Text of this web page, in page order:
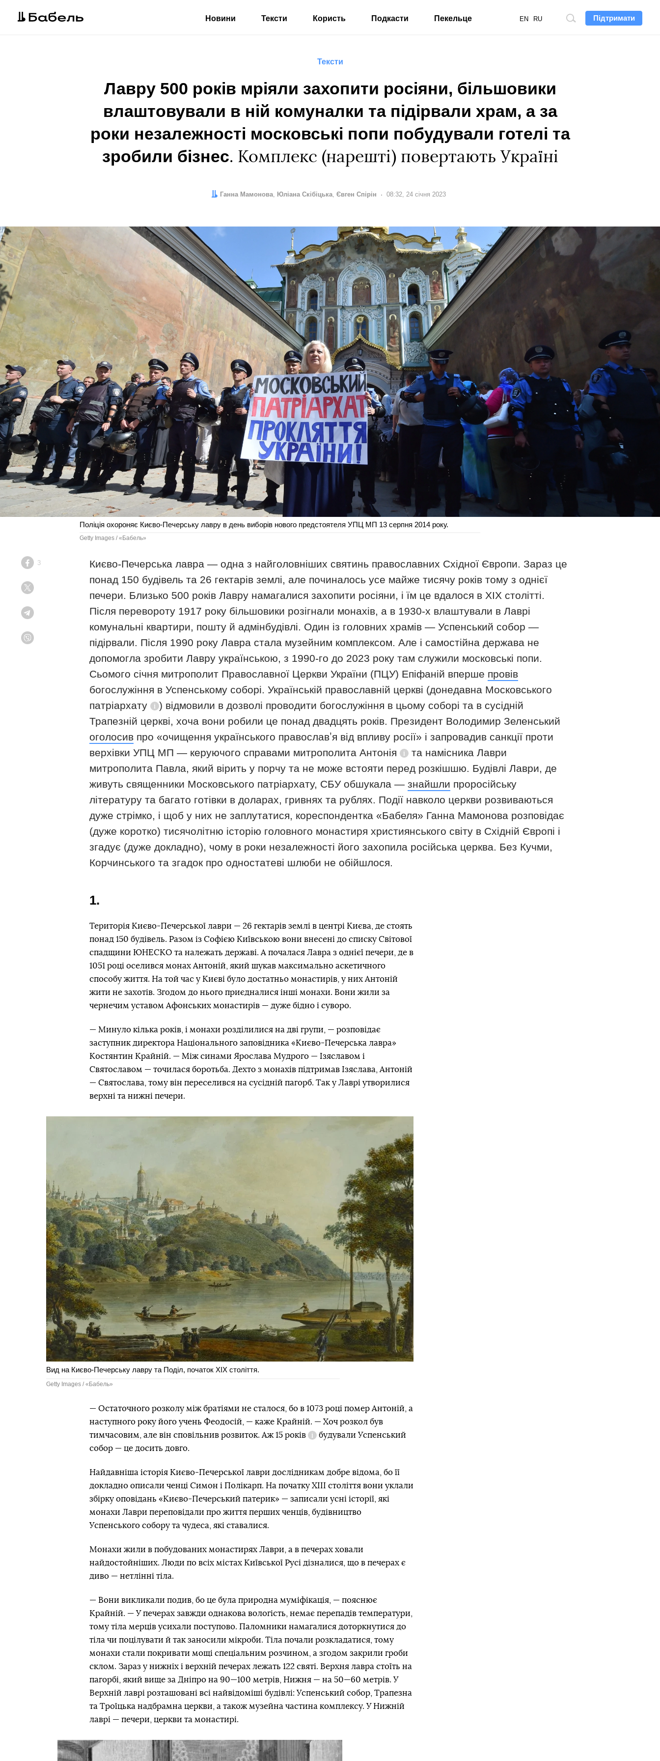
Підтримати
Пошук
EN RU
Новини Тексти Користь Подкасти Пекельце
Тексти
Лавру 500 років мріяли захопити росіяни, більшовики
влаштовували в ній комуналки та підірвали храм, а за
роки незалежності московські попи побудували готелі та
зробили бізнес. Комплекс (нарешті) повертають Україні
Автор:
Ганна Мамонова
Редактори: Юліана Скібіцька, Євген Спірін Дата:
08:32, 24 січня 2023
Поліція охороняє Києво-Печерську лавру в день виборів нового предстоятеля УПЦ МП 13 серпня 2014 року.
Getty Images / «Бабель»
Facebook
3
Києво-Печерська лавра ― одна з найголовніших святинь православних Східної Європи. Зараз це
понад 150 будівель та 26 гектарів землі, але починалось усе майже тисячу років тому з однієї
печери. Близько 500 років Лавру намагалися захопити росіяни, і їм це вдалося в XIX столітті.
Після перевороту 1917 року більшовики розігнали монахів, а в 1930-х влаштували в Лаврі
комунальні квартири, пошту й адмінбудівлі. Один із головних храмів ― Успенський собор ―
підірвали. Після 1990 року Лавра стала музейним комплексом. Але і самостійна держава не
допомогла зробити Лавру українською, з 1990-го до 2023 року там служили московські попи.
Сьомого січня митрополит Православної Церкви України (ПЦУ) Епіфаній вперше провів
богослужіння в Успенському соборі. Українській православній церкві (донедавна Московського
патріархату
Довідка
) відмовили в дозволі проводити богослужіння в цьому соборі та в сусідній
Трапезній церкві, хоча вони робили це понад двадцять років. Президент Володимир Зеленський
оголосив про «очищення українського православʼя від впливу росії» і запровадив санкції проти
верхівки УПЦ МП — керуючого справами митрополита Антонія
Довідка
та намісника Лаври
митрополита Павла, який вірить у порчу та не може встояти перед розкішшю. Будівлі Лаври, де
живуть священники Московського патріархату, СБУ обшукала — знайшли проросійську
літературу та багато готівки в доларах, гривнях та рублях. Події навколо церкви розвиваються
дуже стрімко, і щоб у них не заплутатися, кореспондентка «Бабеля» Ганна Мамонова розповідає
(дуже коротко) тисячолітню історію головного монастиря християнського світу в Східній Європі і
згадує (дуже докладно), чому в роки незалежності його захопила російська церква. Без Кучми,
Корчинського та згадок про одностатеві шлюби не обійшлося.
1.
Територія Києво-Печерської лаври — 26 гектарів землі в центрі Києва, де стоять
понад 150 будівель. Разом із Софією Київською вони внесені до списку Світової
спадщини ЮНЕСКО та належать державі. А почалася Лавра з однієї печери, де в
1051 році оселився монах Антоній, який шукав максимально аскетичного
способу життя. На той час у Києві було достатньо монастирів, у них Антоній
жити не захотів. Згодом до нього приєдналися інші монахи. Вони жили за
чернечим уставом Афонських монастирів — дуже бідно і суворо.
— Минуло кілька років, і монахи розділилися на дві групи, — розповідає
заступник директора Національного заповідника «Києво-Печерська лавра»
Костянтин Крайній. — Між синами Ярослава Мудрого — Ізяславом і
Святославом — точилася боротьба. Дехто з монахів підтримав Ізяслава, Антоній
— Святослава, тому він переселився на сусідній пагорб. Так у Лаврі утворилися
верхні та нижні печери.
Вид на Києво-Печерську лавру та Поділ, початок ХІХ століття.
Getty Images / «Бабель»
— Остаточного розколу між братіями не сталося, бо в 1073 році помер Антоній, а
наступного року його учень Феодосій, — каже Крайній. — Хоч розкол був
тимчасовим, але він сповільнив розвиток. Аж 15 років
Довідка
будували Успенський
собор — це досить довго.
Найдавніша історія Києво-Печерської лаври дослідникам добре відома, бо її
докладно описали ченці Симон і Полікарп. На початку ХІІІ століття вони уклали
збірку оповідань «Києво-Печерський патерик» — записали усні історії, які
монахи Лаври переповідали про життя перших ченців, будівництво
Успенського собору та чудеса, які ставалися.
Монахи жили в побудованих монастирях Лаври, а в печерах ховали
найдостойніших. Люди по всіх містах Київської Русі дізналися, що в печерах є
диво — нетлінні тіла.
— Вони викликали подив, бо це була природна муміфікація, — пояснює
Крайній. — У печерах завжди однакова вологість, немає перепадів температури,
тому тіла мерців усихали поступово. Паломники намагалися доторкнутися до
тіла чи поцілувати й так заносили мікроби. Тіла почали розкладатися, тому
монахи стали покривати мощі спеціальним розчином, а згодом закрили гроби
склом. Зараз у нижніх і верхній печерах лежать 122 святі. Верхня лавра стоїть на
пагорбі, який вище за Дніпро на 90—100 метрів, Нижня — на 50—60 метрів. У
Верхній лаврі розташовані всі найвідоміші будівлі: Успенський собор, Трапезна
та Троїцька надбрамна церкви, а також музейна частина комплексу. У Нижній
лаврі — печери, церкви та монастирі.